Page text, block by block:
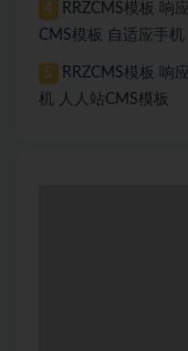
4
RRZCMS模板 响
CMS模板 自适应手机
5
RRZCMS模板 响
机 人人站CMS模板